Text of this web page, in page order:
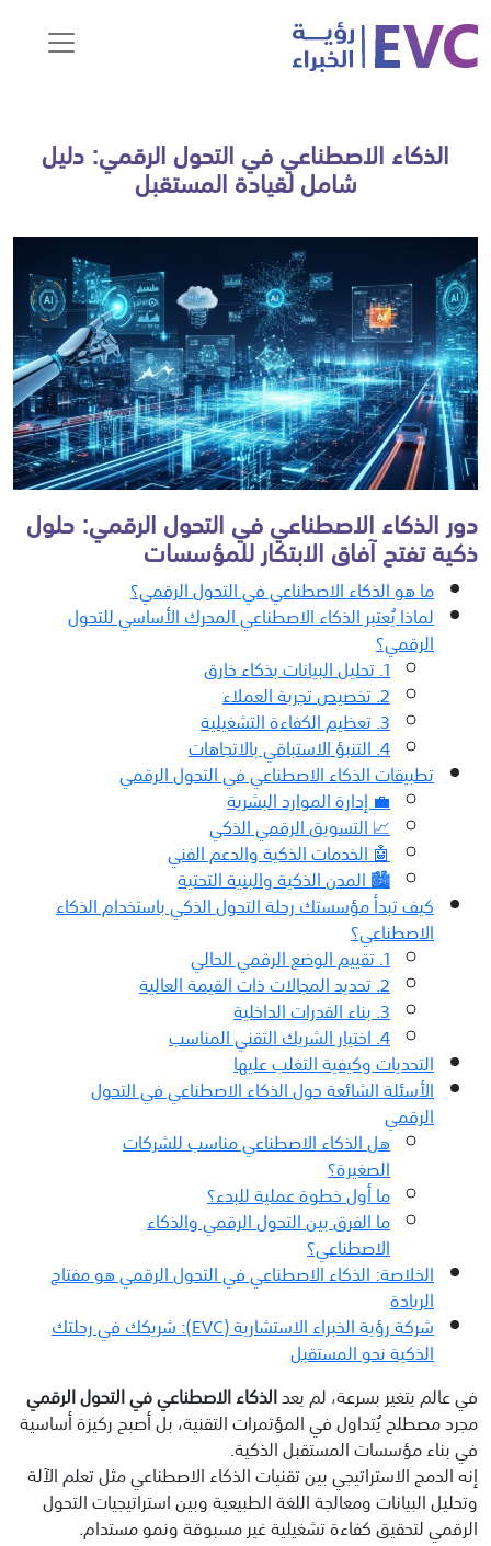
الذكاء الاصطناعي في التحول الرقمي: دليل
شامل لقيادة المستقبل
دور الذكاء الاصطناعي في التحول الرقمي: حلول
ذكية تفتح آفاق الابتكار للمؤسسات
ما هو الذكاء الاصطناعي في التحول الرقمي؟
لماذا يُعتبر الذكاء الاصطناعي المحرك الأساسي للتحول
الرقمي؟
1. تحليل البيانات بذكاء خارق
2. تخصيص تجربة العملاء
3. تعظيم الكفاءة التشغيلية
4. التنبؤ الاستباقي بالاتجاهات
تطبيقات الذكاء الاصطناعي في التحول الرقمي
💼 إدارة الموارد البشرية
📈 التسويق الرقمي الذكي
🤖 الخدمات الذكية والدعم الفني
🏙️ المدن الذكية والبنية التحتية
كيف تبدأ مؤسستك رحلة التحول الذكي باستخدام الذكاء
الاصطناعي؟
1. تقييم الوضع الرقمي الحالي
2. تحديد المجالات ذات القيمة العالية
3. بناء القدرات الداخلية
4. اختيار الشريك التقني المناسب
التحديات وكيفية التغلب عليها
الأسئلة الشائعة حول الذكاء الاصطناعي في التحول
الرقمي
هل الذكاء الاصطناعي مناسب للشركات
الصغيرة؟
ما أول خطوة عملية للبدء؟
ما الفرق بين التحول الرقمي والذكاء
الاصطناعي؟
الخلاصة: الذكاء الاصطناعي في التحول الرقمي هو مفتاح
الريادة
شركة رؤية الخبراء الاستشارية (EVC): شريكك في رحلتك
الذكية نحو المستقبل
في عالم يتغير بسرعة، لم يعدالذكاء الاصطناعي في التحول الرقمي
مجرد مصطلح يُتداول في المؤتمرات التقنية، بل أصبح ركيزة أساسية
في بناء مؤسسات المستقبل الذكية.
إنه الدمج الاستراتيجي بين تقنيات الذكاء الاصطناعي مثل تعلم الآلة
وتحليل البيانات ومعالجة اللغة الطبيعية وبين استراتيجيات التحول
الرقمي لتحقيق كفاءة تشغيلية غير مسبوقة ونمو مستدام.